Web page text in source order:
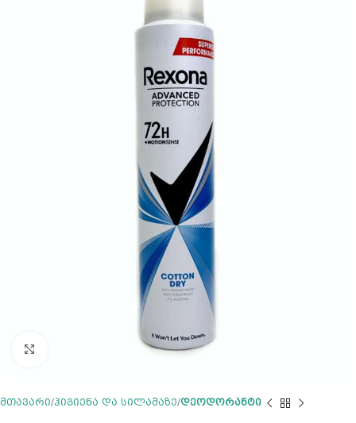
მთავარი ჰიგიენა და სილამაზე დეოდორანტი